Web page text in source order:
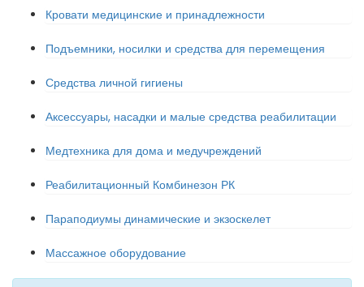
Кровати медицинские и принадлежности
Подъемники, носилки и средства для перемещения
Средства личной гигиены
Аксессуары, насадки и малые средства реабилитации
Медтехника для дома и медучреждений
Реабилитационный Комбинезон РК
Параподиумы динамические и экзоскелет
Массажное оборудование